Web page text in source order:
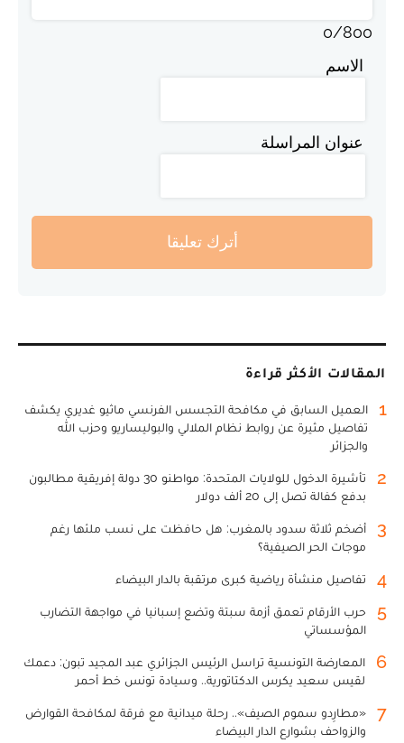
0/800
الاسم
عنوان المراسلة
أترك تعليقا
المقالات الأكثر قراءة
1
العميل السابق في مكافحة التجسس الفرنسي ماثيو غديري يكشف
تفاصيل مثيرة عن روابط نظام الملالي والبوليساريو وحزب الله
والجزائر
2
تأشيرة الدخول للولايات المتحدة: مواطنو 30 دولة إفريقية مطالبون
بدفع كفالة تصل إلى 20 ألف دولار
3
أضخم ثلاثة سدود بالمغرب: هل حافظت على نسب ملئها رغم
موجات الحر الصيفية؟
4 تفاصيل منشأة رياضية كبرى مرتقبة بالدار البيضاء
5
حرب الأرقام تعمق أزمة سبتة وتضع إسبانيا في مواجهة التضارب
المؤسساتي
6
المعارضة التونسية تراسل الرئيس الجزائري عبد المجيد تبون: دعمك
لقيس سعيد يكرس الدكتاتورية.. وسيادة تونس خط أحمر
7
«مطارِدو سموم الصيف».. رحلة ميدانية مع فرقة لمكافحة القوارض
والزواحف بشوارع الدار البيضاء